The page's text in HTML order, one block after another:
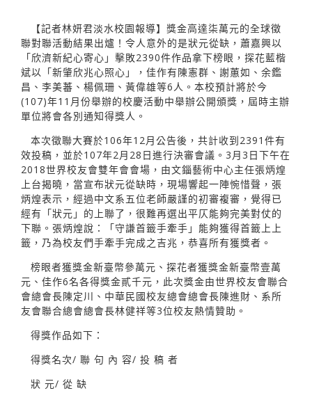
【記者林妍君淡水校園報導】獎金高達柒萬元的全球徵
聯對聯活動結果出爐！令人意外的是狀元從缺，蕭嘉興以
「欣濟新紀心寄心」擊敗2390件作品拿下榜眼，探花藍楷
斌以「新肇欣兆心照心」，佳作有陳憲群、謝蕙如、余鑑
昌、李美蕃、楊佩珊、黃偉雄等6人。本校預計將於今
(107)年11月份舉辦的校慶活動中舉辦公開頒獎，屆時主辦
單位將會各別通知得獎人。
本次徵聯大賽於106年12月公告後，共計收到2391件有
效投稿，並於107年2月28日進行決審會議。3月3日下午在
2018世界校友會雙年會會場，由文錙藝術中心主任張炳煌
上台揭曉，當宣布狀元從缺時，現場響起一陣惋惜聲，張
炳煌表示，經過中文系五位老師嚴謹的初審複審，覺得已
經有「狀元」的上聯了，很難再選出平仄能夠完美對仗的
下聯。張炳煌說：「守謙首籤手牽手」能夠獲得首籤上上
籤，乃為校友們手牽手完成之吉兆，恭喜所有獲獎者。
榜眼者獲獎金新臺幣參萬元、探花者獲獎金新臺幣壹萬
元、佳作6名各得獎金貳千元，此次獎金由世界校友會聯合
會總會長陳定川、中華民國校友總會總會長陳進財、系所
友會聯合總會總會長林健祥等3位校友熱情贊助。
得獎作品如下：
得獎名次/ 聯 句 內 容/ 投 稿 者
狀 元/ 從 缺